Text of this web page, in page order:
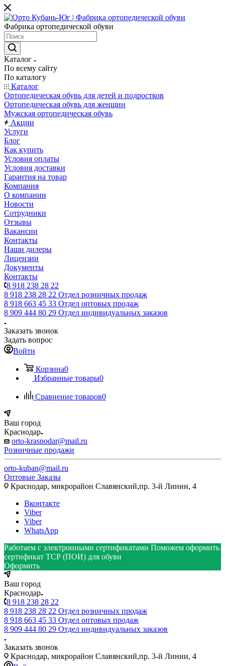
Фабрика ортопедической обуви
Каталог
По всему сайту
По каталогу
Каталог
Ортопедическая обувь для детей и подростков
Ортопедическая обувь для женщин
Мужская ортопедическая обувь
Акции
Услуги
Блог
Как купить
Условия оплаты
Условия доставки
Гарантия на товар
Компания
О компании
Новости
Сотрудники
Отзывы
Вакансии
Контакты
Наши дилеры
Лицензии
Документы
Контакты
8 918 238 28 22
8 918 238 28 22 Отдел розничных продаж
8 918 663 45 33 Отдел оптовых продаж
8 909 444 80 29 Отдел индивидуальных заказов
Заказать звонок
Задать вопрос
Войти
Корзина0
Избранные товары0
Сравнение товаров0
Ваш город
Краснодар
orto-krasnodar@mail.ru
Розничные продажи
orto-kuban@mail.ru
Оптовые Заказы
Краснодар, микрорайон Славянский,пр. 3-й Линии, 4
Вконтакте
Viber
Viber
WhatsApp
Работаем с электронными сертификатами Поможем оформить
сертификат ТСР (ПОИ) для обуви
Оформить
Ваш город
Краснодар
8 918 238 28 22
8 918 238 28 22 Отдел розничных продаж
8 918 663 45 33 Отдел оптовых продаж
8 909 444 80 29 Отдел индивидуальных заказов
Заказать звонок
Краснодар, микрорайон Славянский,пр. 3-й Линии, 4